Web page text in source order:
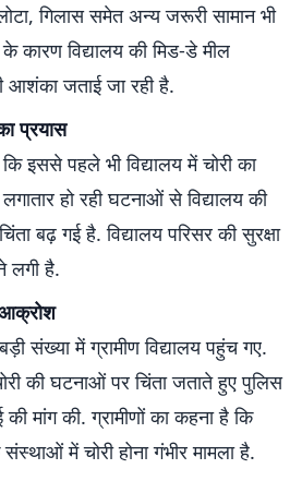
गिलास समेत अन्य जरूरी सामान भी
के कारण विद्यालय की मिड-डे मील
आशंका जताई जा रही है.
प्रयास
कि इससे पहले भी विद्यालय में चोरी का
हो रही घटनाओं से विद्यालय की
बढ़ गई है. विद्यालय परिसर की सुरक्षा
लगी है.
आक्रोश
संख्या में ग्रामीण विद्यालय पहुंच गए.
की घटनाओं पर चिंता जताते हुए पुलिस
मांग की. ग्रामीणों का कहना है कि
में चोरी होना गंभीर मामला है.